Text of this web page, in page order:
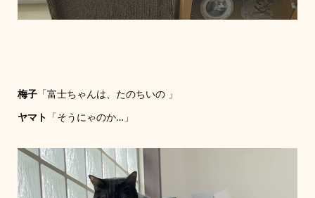
梅子「富士ちゃんは、たのちいの 」
ヤマト 「そうにゃのか…」